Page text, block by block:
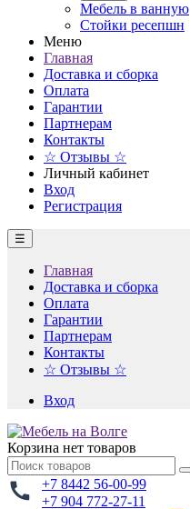
Мебель в ванную
Стойки ресепшн
Меню
Главная
Доставка и сборка
Оплата
Гарантии
Партнерам
Контакты
☆ Отзывы ☆
Личный кабинет
Вход
Регистрация
☰
Главная
Доставка и сборка
Оплата
Гарантии
Партнерам
Контакты
☆ Отзывы ☆
Вход
Корзина нет товаров
+7 8442 56-00-99
+7 904 772-27-11